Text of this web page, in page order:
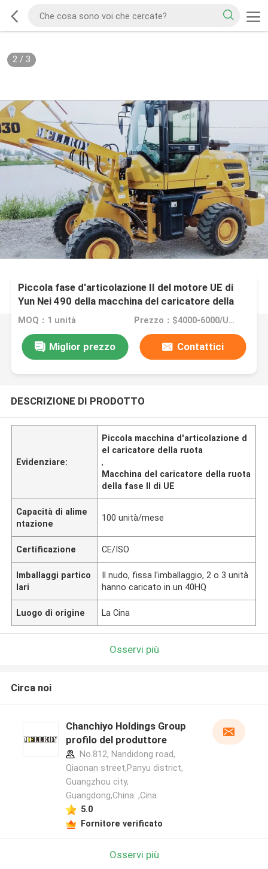
2/ 3
Piccola fase d'articolazione II del motore UE di
Yun Nei 490 della macchina del caricatore della
ruota
MOQ：1 unità Prezzo：$4000-6000/Unit
Miglior prezzo Contattici
DESCRIZIONE DI PRODOTTO
Evidenziare:
Piccola macchina d'articolazione d
el caricatore della ruota
,
Macchina del caricatore della ruota
della fase II di UE
Capacità di alime
ntazione
100 unità/mese
Certificazione CE/ISO
Imballaggi partico
lari
Il nudo, fissa l'imballaggio, 2 o 3 unità
hanno caricato in un 40HQ
Luogo di origine La Cina
Osservi più
Circa noi
Chanchiyo Holdings Group
profilo del produttore
No.812, Nandidong road,
Qiaonan street,Panyu district,
Guangzhou city,
Guangdong,China. ,Cina
5.0
Fornitore verificato
Osservi più